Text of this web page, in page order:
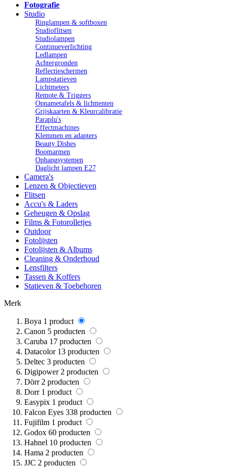
Fotografie
Camera's
Lenzen & Objectieven
Flitsen
Accu's & Laders
Geheugen & Opslag
Films & Fotorolletjes
Outdoor
Fotolijsten
Fotolijsten & Albums
Cleaning & Onderhoud
Lensfilters
Studio
Ringlampen & softboxen
Studioflitsen
Studiolampen
Continueverlichting
Ledlampen
Achtergronden
Reflectieschermen
Lampstatieven
Lichtmeters
Remote & Triggers
Opnametafels & lichttenten
Grijskaarten & Kleurcalibratie
Paraplu's
Effectmachines
Klemmen en adapters
Beauty Dishes
Boomarmen
Ophangsystemen
Daglicht lampen E27
Tassen & Koffers
Statieven & Toebehoren
Merk
Boya 1 product
Canon 5 producten
Caruba 17 producten
Datacolor 13 producten
Deltec 3 producten
Digipower 2 producten
Dörr 2 producten
Dorr 1 product
Easypix 1 product
Falcon Eyes 338 producten
Fujifilm 1 product
Godox 60 producten
Hahnel 10 producten
Hama 2 producten
JJC 2 producten